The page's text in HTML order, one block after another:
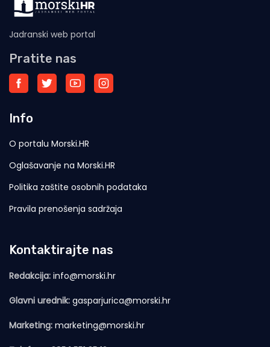
Jadranski web portal
Pratite nas
Info
O portalu Morski.HR
Oglašavanje na Morski.HR
Politika zaštite osobnih podataka
Pravila prenošenja sadržaja
Kontaktirajte nas
Redakcija: info@morski.hr
Glavni urednik: gasparjurica@morski.hr
Marketing: marketing@morski.hr